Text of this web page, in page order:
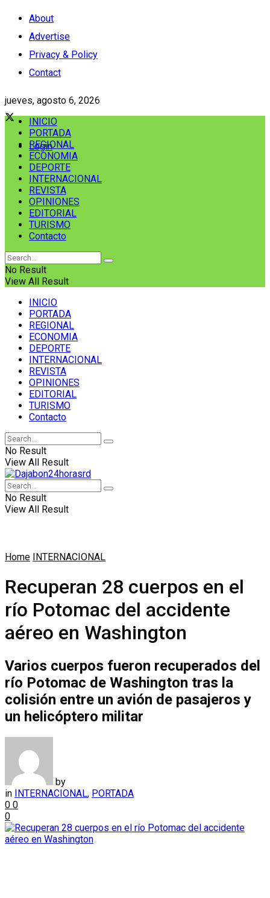
About
Advertise
Privacy & Policy
Contact
jueves, agosto 6, 2026
Login
INICIO
PORTADA
REGIONAL
ECONOMIA
DEPORTE
INTERNACIONAL
REVISTA
OPINIONES
EDITORIAL
TURISMO
Contacto
No Result
View All Result
INICIO
PORTADA
REGIONAL
ECONOMIA
DEPORTE
INTERNACIONAL
REVISTA
OPINIONES
EDITORIAL
TURISMO
Contacto
No Result
View All Result
No Result
View All Result
Home INTERNACIONAL
Recuperan 28 cuerpos en el
río Potomac del accidente
aéreo en Washington
Varios cuerpos fueron recuperados del
río Potomac de Washington tras la
colisión entre un avión de pasajeros y
un helicóptero militar
by
in INTERNACIONAL, PORTADA
0 0
0